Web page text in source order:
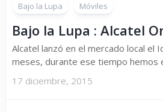
Bajo la Lupa Móviles
Bajo la Lupa : Alcatel
Alcatel lanzó en el mercado local el
meses, durante ese tiempo hemos
17 diciembre, 2015